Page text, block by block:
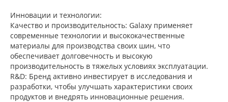
Инновации и технологии:
Качество и производительность: Galaxy применяет
современные технологии и высококачественные
материалы для производства своих шин, что
обеспечивает долговечность и высокую
производительность в тяжелых условиях эксплуатации.
R&D: Бренд активно инвестирует в исследования и
разработки, чтобы улучшать характеристики своих
продуктов и внедрять инновационные решения.